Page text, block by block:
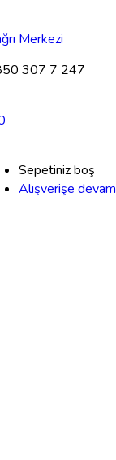
Merkezi
307 7 247
Sepetiniz boş
Alışverişe devam